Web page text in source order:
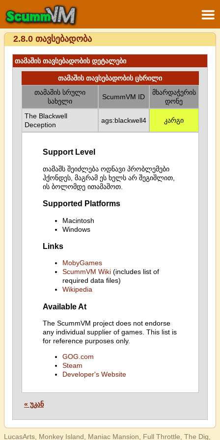
2.8.0 თავსებადობა
თამაშის თავსებადობის დეტალები
თამაშის თავსებადობის ცხრილი
თამაშის სრული
სახელი
ScummVM ID
მხარდაჭერის
დონე
The Blackwell
Deception
ags:blackwell4 კარგი
Support Level
თამაშს შეიძლება ოდნავი პრობლემები
ჰქონდეს, მაგრამ ეს ხელს არ შეგიშლით,
ის ბოლომდე ითამაშოთ.
Supported Platforms
Macintosh
Windows
Links
MobyGames
ScummVM Wiki(includes list of
required data files)
Wikipedia
Available At
The ScummVM project does not endorse
any individual supplier of games. This list is
for reference purposes only.
GOG.com
Steam
Developer's Website
« უკან
LucasArts, Monkey Island, Maniac Mansion, Full Throttle, The Dig,